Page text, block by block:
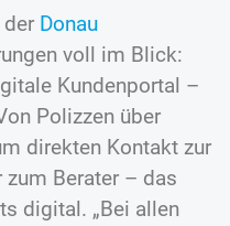
Donau
voll im Blick:
Kundenportal –
Polizzen über
direkten Kontakt zur
Berater – das
digital. „Bei allen